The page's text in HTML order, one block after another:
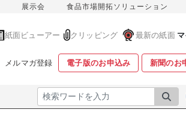
展示会 食品市場開拓ソリューション
紙面ビューアー クリッピング 最新の紙面
メルマガ登録 電子版のお申込み 新聞のお
検索